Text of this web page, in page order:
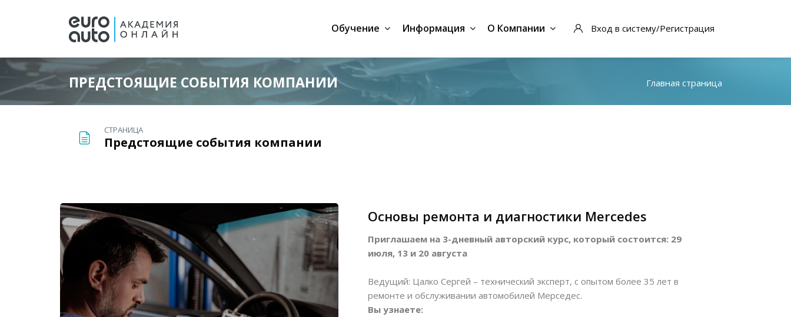
Обучение Информация О Компании Вход в систему/Регистрация
ПРЕДСТОЯЩИЕ СОБЫТИЯ КОМПАНИИ Главная страница
СТРАНИЦА
Предстоящие события компании
Пропустить [Cocoon] Избранное событие Основы ремонта и диагностики Mercedes
Приглашаем на 3-дневный авторский курс, который состоится: 29
июля, 13 и 20 августа
Ведущий: Цалко Сергей – технический эксперт, с опытом более 35 лет в
ремонте и обслуживании автомобилей Мерседес.
Вы узнаете: